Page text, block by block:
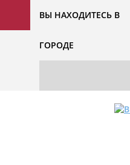
ВЫ НАХОДИТЕСЬ В
ГОРОДЕ